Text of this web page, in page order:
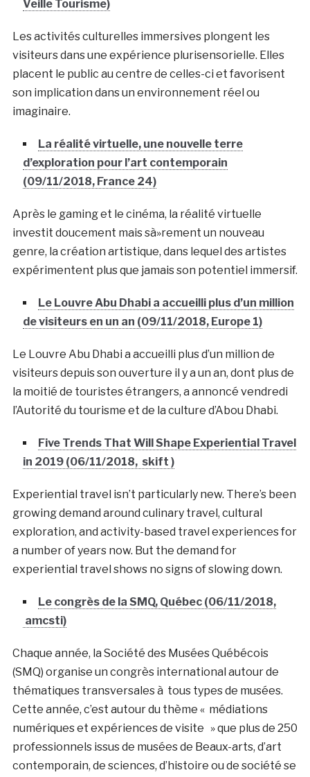
Veille Tourisme)
Les activités culturelles immersives plongent les
visiteurs dans une expérience plurisensorielle. Elles
placent le public au centre de celles-ci et favorisent
son implication dans un environnement réel ou
imaginaire.
La réalité virtuelle, une nouvelle terre
d’exploration pour l’art contemporain
(09/11/2018, France 24)
Après le gaming et le cinéma, la réalité virtuelle
investit doucement mais sà»rement un nouveau
genre, la création artistique, dans lequel des artistes
expérimentent plus que jamais son potentiel immersif.
Le Louvre Abu Dhabi a accueilli plus d’un million
de visiteurs en un an (09/11/2018, Europe 1)
Le Louvre Abu Dhabi a accueilli plus d’un million de
visiteurs depuis son ouverture il y a un an, dont plus de
la moitié de touristes étrangers, a annoncé vendredi
l’Autorité du tourisme et de la culture d’Abou Dhabi.
Five Trends That Will Shape Experiential Travel
in 2019 (06/11/2018, skift )
Experiential travel isn’t particularly new. There’s been
growing demand around culinary travel, cultural
exploration, and activity-based travel experiences for
a number of years now. But the demand for
experiential travel shows no signs of slowing down.
Le congrès de la SMQ, Québec (06/11/2018,
amcsti)
Chaque année, la Société des Musées Québécois
(SMQ) organise un congrès international autour de
thématiques transversales à tous types de musées.
Cette année, c’est autour du thème « médiations
numériques et expériences de visite » que plus de 250
professionnels issus de musées de Beaux-arts, d’art
contemporain, de sciences, d’histoire ou de société se